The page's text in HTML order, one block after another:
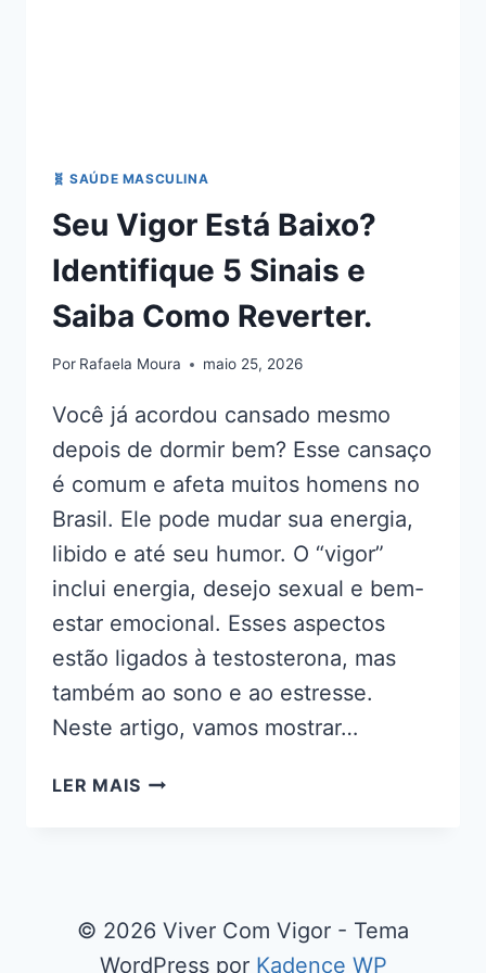
🧬 SAÚDE MASCULINA
Seu Vigor Está Baixo?
Identifique 5 Sinais e
Saiba Como Reverter.
Por Rafaela Moura maio 25, 2026
Você já acordou cansado mesmo
depois de dormir bem? Esse cansaço
é comum e afeta muitos homens no
Brasil. Ele pode mudar sua energia,
libido e até seu humor. O “vigor”
inclui energia, desejo sexual e bem-
estar emocional. Esses aspectos
estão ligados à testosterona, mas
também ao sono e ao estresse.
Neste artigo, vamos mostrar…
LER MAISSEU
SINAIS
© 2026 Viver Com Vigor - Tema
WordPress por Kadence WP